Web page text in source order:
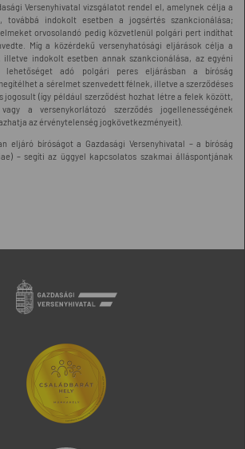
Versenyhivatal vizsgálatot rendel el, amelynek célja a
továbbá indokolt esetben a jogsértés szankcionálása;
orvosolandó pedig közvetlenül polgári pert indíthat
Míg a közérdekű versenyhatósági eljárások célja a
illetve indokolt esetben annak szankcionálása, az egyéni
lehetőséget adó polgári peres eljárásban a bíróság
a sérelmet szenvedett félnek, illetve a szerződéses
jogosult (így például szerződést hozhat létre a felek között,
a versenykorlátozó szerződés jogellenességének
az érvénytelenség jogkövetkezményeit).
eljáró bíróságot a Gazdasági Versenyhivatal – a bíróság
– segíti az üggyel kapcsolatos szakmai álláspontjának